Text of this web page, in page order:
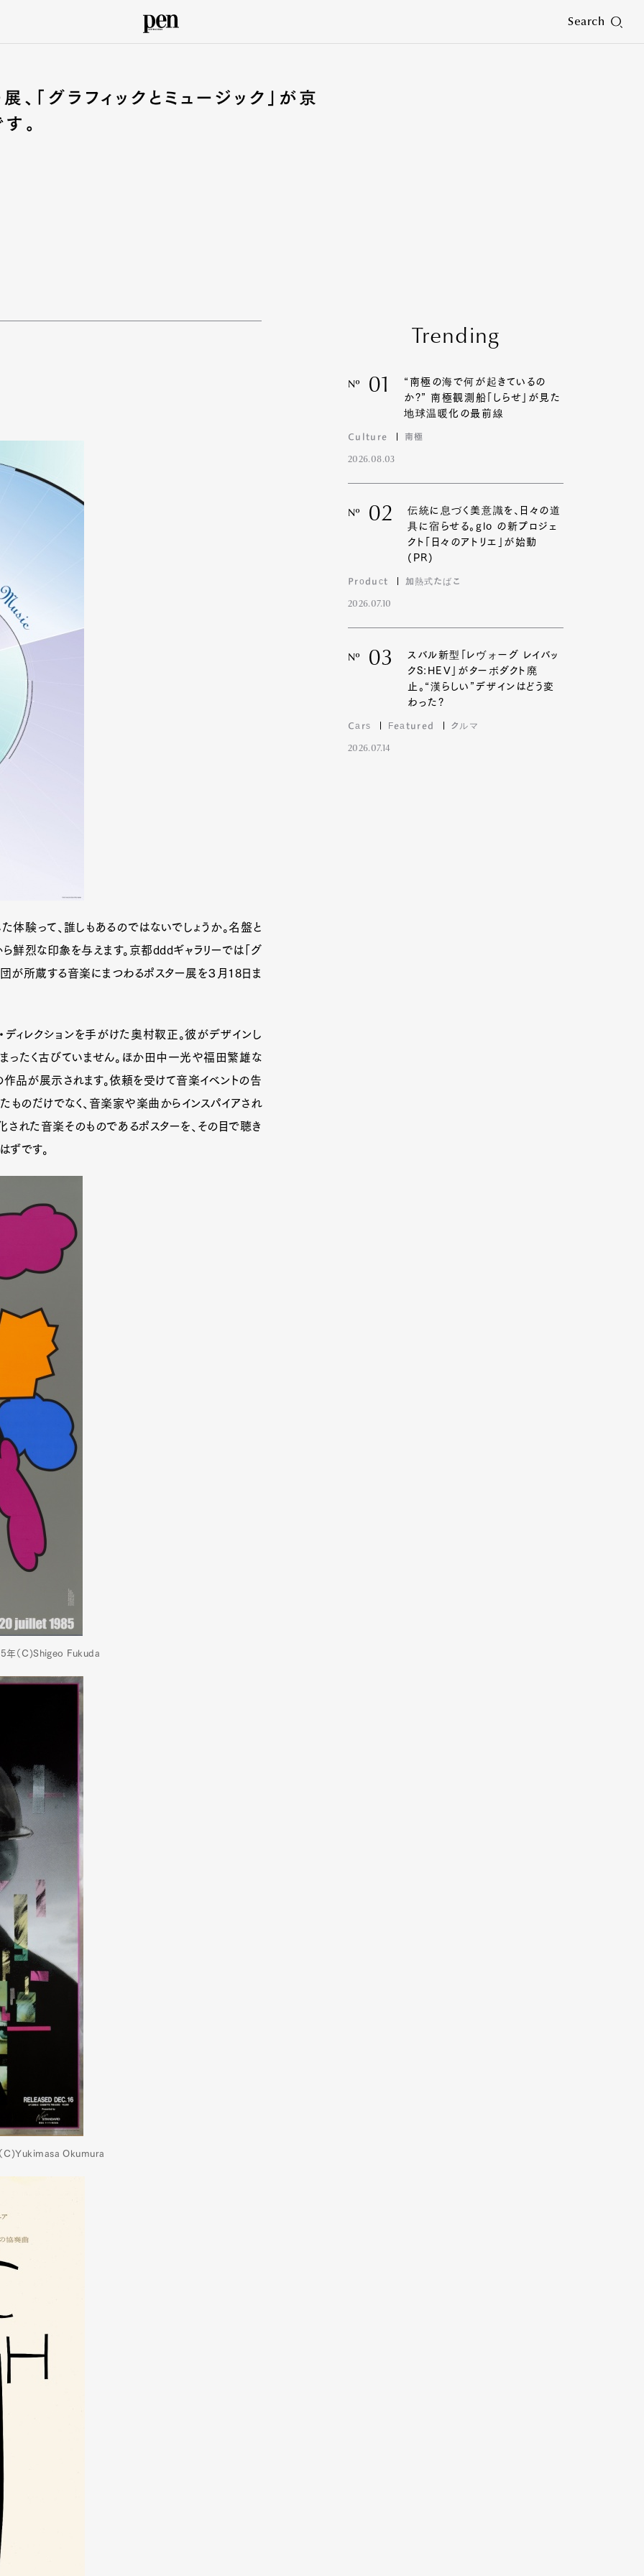
Search
Art&Design
Pen international
「グラフィックとミュージック」が京
。
験って、誰しもあるのではないでしょうか。名盤と
鮮烈な印象を与えます。京都dddギャラリーでは「グ
団が所蔵する音楽にまつわるポスター展を３月18日ま
ィレクションを手がけた奥村靫正。彼がデザインし
まったく古びていません。ほか田中一光や福田繁雄な
作品が展示されます。依頼を受けて音楽イベントの告
ものだけでなく、音楽家や楽曲からインスパイアされ
された音楽そのものであるポスターを、その目で聴き
ずです。
年（C)Shigeo Fukuda
C)Yukimasa Okumura
Trending
Nº 01
“南極の海で何が起きているの
か?” 南極観測船「しらせ」が見た
地球温暖化の最前線
Culture 南極
2026.08.03
Nº 02
伝統に息づく美意識を、日々の道
具に宿らせる。glo の新プロジェ
クト「日々のアトリエ」が始動
(PR)
Product 加熱式たばこ
2026.07.10
Nº 03
スバル新型「レヴォーグ レイバッ
クS:HEV」がターボダクト廃
止。“漢らしい”デザインはどう変
わった?
Cars Featured クルマ
2026.07.14